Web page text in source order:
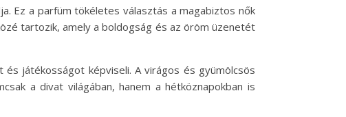
Ez a parfüm tökéletes választás a magabiztos nők
tartozik, amely a boldogság és az öröm üzenetét
játékosságot képviseli. A virágos és gyümölcsös
a divat világában, hanem a hétköznapokban is